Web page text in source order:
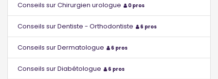
Conseils sur Chirurgien urologue 0 pros
Conseils sur Dentiste - Orthodontiste 6 pros
Conseils sur Dermatologue 6 pros
Conseils sur Diabétologue 6 pros